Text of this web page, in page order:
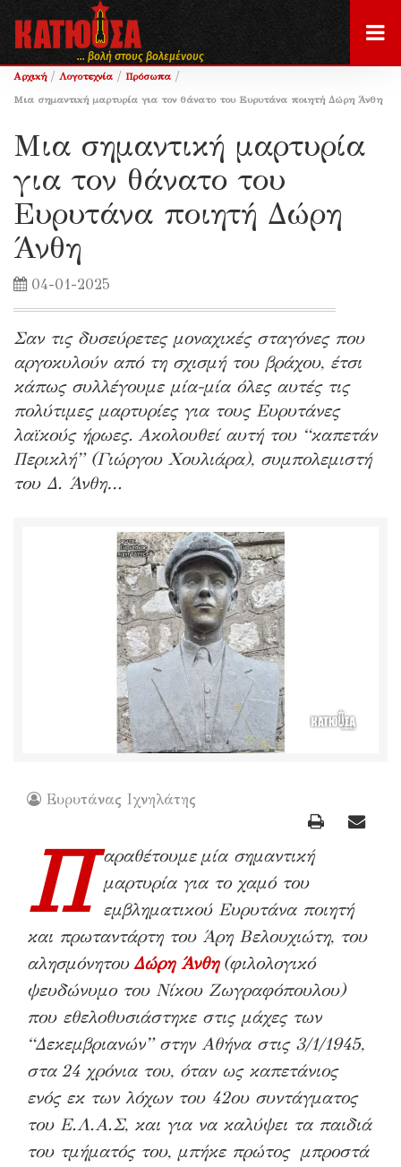
... βολή στους βολεμένους
Αρχική / Λογοτεχνία / Πρόσωπα /
Μια σημαντική μαρτυρία για τον θάνατο του Ευρυτάνα ποιητή Δώρη Άνθη
Μια σημαντική μαρτυρία
για τον θάνατο του
Ευρυτάνα ποιητή Δώρη
Άνθη
04-01-2025
Σαν τις δυσεύρετες μοναχικές σταγόνες που
αργοκυλούν από τη σχισμή του βράχου, έτσι
κάπως συλλέγουμε μία-μία όλες αυτές τις
πολύτιμες μαρτυρίες για τους Ευρυτάνες
λαϊκούς ήρωες. Ακολουθεί αυτή του “καπετάν
Περικλή” (Γιώργου Χουλιάρα), συμπολεμιστή
του Δ. Άνθη…
Ευρυτάνας Ιχνηλάτης
Π
αραθέτουμε μία σημαντική
μαρτυρία για το χαμό του
εμβληματικού Ευρυτάνα ποιητή
και πρωταντάρτη του Άρη Βελουχιώτη, του
αλησμόνητουΔώρη Άνθη (φιλολογικό
ψευδώνυμο του Νίκου Ζωγραφόπουλου)
που εθελοθυσιάστηκε στις μάχες των
“Δεκεμβριανών” στην Αθήνα στις 3/1/1945,
στα 24 χρόνια του, όταν ως καπετάνιος
ενός εκ των λόχων του 42ου συντάγματος
του Ε.Λ.Α.Σ, και για να καλύψει τα παιδιά
του τμήματός του, μπήκε πρώτος μπροστά